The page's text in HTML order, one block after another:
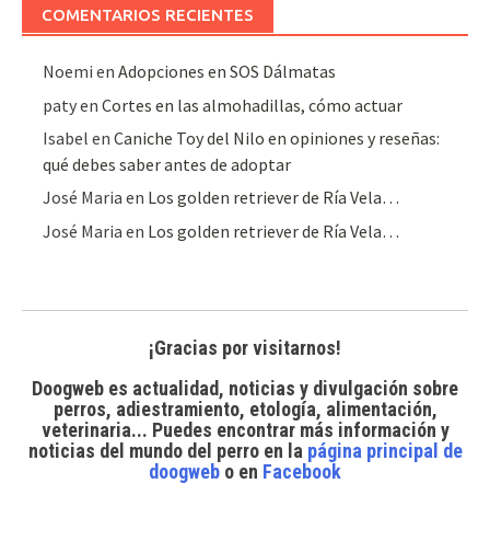
COMENTARIOS RECIENTES
Noemi enAdopciones en SOS Dálmatas
patyenCortes en las almohadillas, cómo actuar
Isabel enCaniche Toy del Nilo en opiniones y reseñas:
qué debes saber antes de adoptar
José Maria en Los golden retriever de Ría Vela…
José Maria en Los golden retriever de Ría Vela…
¡Gracias por visitarnos!
Doogweb es actualidad, noticias y divulgación sobre
perros, adiestramiento, etología, alimentación,
veterinaria... Puedes encontrar más información y
noticias del mundo del perroen la página principal de
doogweb o en Facebook